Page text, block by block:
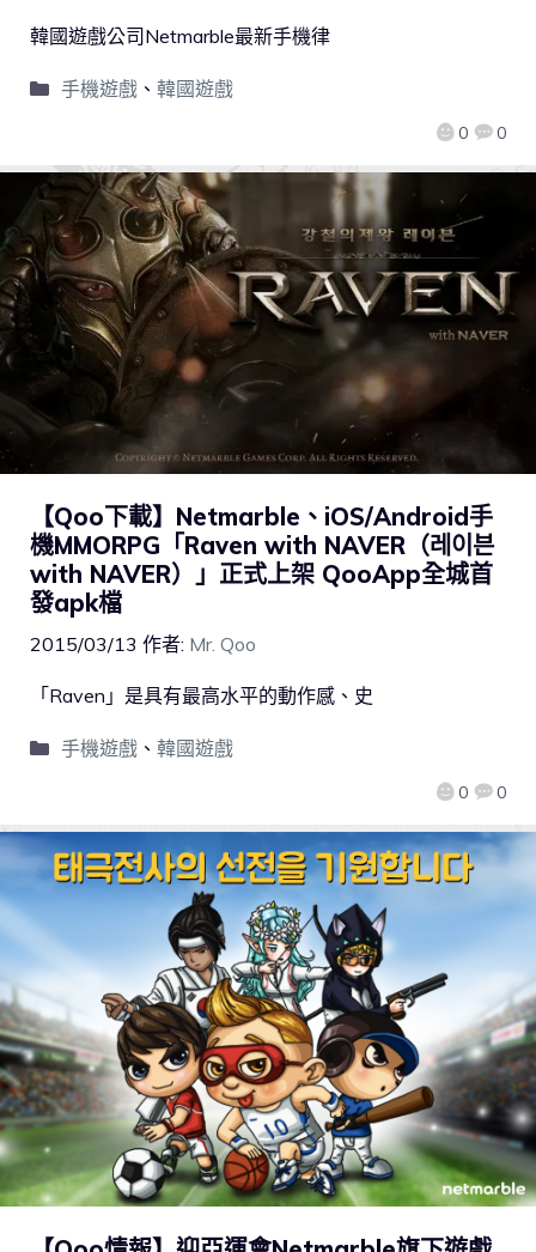
0 0
韓國遊戲公司Netmarble最新手機律
手機遊戲、 韓國遊戲
【Qoo下載】Netmarble、iOS/Android手
機MMORPG「Raven with NAVER（레이븐
with NAVER）」正式上架 QooApp全城首
發apk檔
2015/03/13 作者: Mr. Qoo
0 0
「Raven」是具有最高水平的動作感、史
手機遊戲、 韓國遊戲